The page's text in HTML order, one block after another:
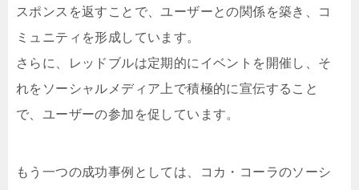
スポンスを返すことで、ユーザーとの関係を築き、コ
ミュニティを形成しています。
さらに、レッドブルは定期的にイベントを開催し、そ
れをソーシャルメディア上で積極的に宣伝すること
で、ユーザーの参加を促しています。
もう一つの成功事例としては、コカ・コーラのソーシ